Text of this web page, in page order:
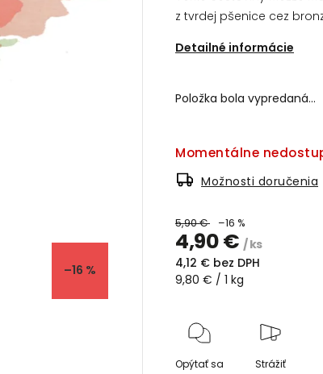
–16 %
z tvrdej pšenice cez
Detailné informácie
Položka bola vypredaná…
5,90 € –16 %
4,90 € / ks
4,12 € bez DPH
9,80 € / 1 kg
Momentálne
Možnosti doručenia
Opýtať sa Strážiť